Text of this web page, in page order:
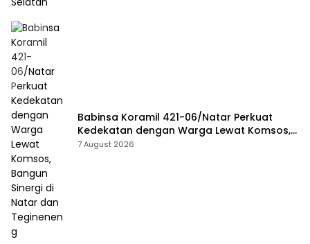
Babinsa Koramil 421-06/Natar Perkuat
Kedekatan dengan Warga Lewat Komsos,
Bangun Sinergi di Natar dan Tegineneng
7 August 2026